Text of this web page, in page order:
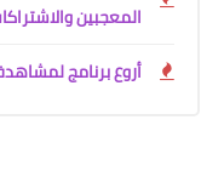
المعجبين
أروع برنامج